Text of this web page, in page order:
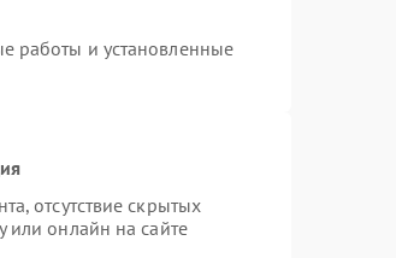
работы и установленные
отсутствие скрытых
или онлайн на сайте